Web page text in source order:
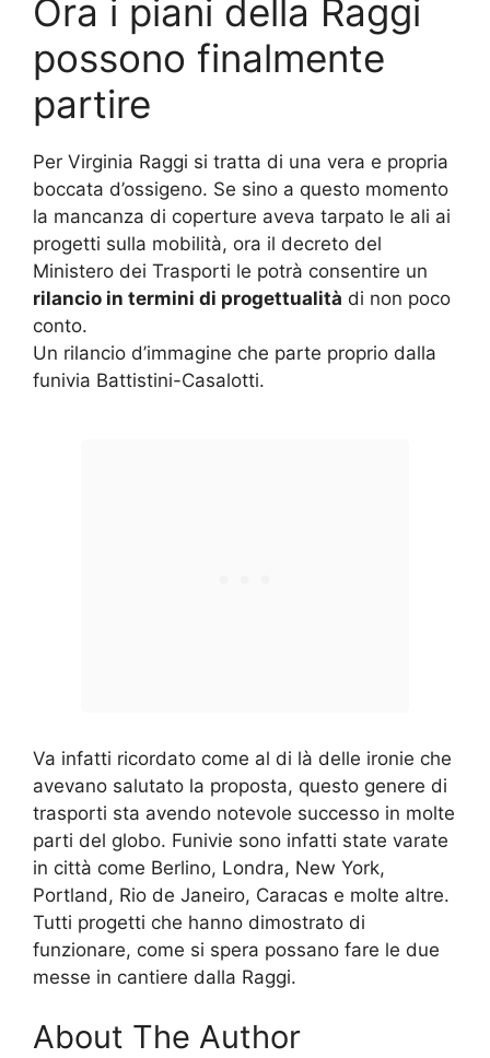
Ora i piani della Raggi
possono finalmente
partire
Per Virginia Raggi si tratta di una vera e propria
boccata d’ossigeno. Se sino a questo momento
la mancanza di coperture aveva tarpato le ali ai
progetti sulla mobilità, ora il decreto del
Ministero dei Trasporti le potrà consentire un
rilancio in termini di progettualità di non poco
conto.
Un rilancio d’immagine che parte proprio dalla
funivia Battistini-Casalotti.
Va infatti ricordato come al di là delle ironie che
avevano salutato la proposta, questo genere di
trasporti sta avendo notevole successo in molte
parti del globo. Funivie sono infatti state varate
in città come Berlino, Londra, New York,
Portland, Rio de Janeiro, Caracas e molte altre.
Tutti progetti che hanno dimostrato di
funzionare, come si spera possano fare le due
messe in cantiere dalla Raggi.
About The Author